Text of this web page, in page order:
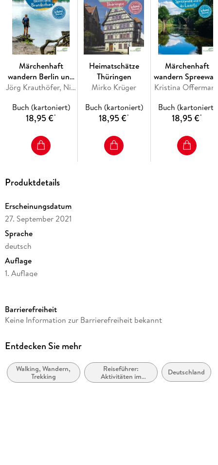
Märchenhaft
wandern Berlin und
Brandenburg
Jörg Krauthöfer, Nicole Krauthöfer
Buch (kartoniert)
18,95 €*
Heimatschätze
Thüringen
Mirko Krüger
Buch (kartoniert)
18,95 €*
Märchenhaft
wandern
und Lausitz
Kristina
Buch (kartoniert)
18,95 €*
Produktdetails
Erscheinungsdatum
27. September 2021
Sprache
deutsch
Auflage
1. Auflage
Reihe
Autor/Autorin
Verlag/Hersteller
Klartext Verlag
Barrierefreiheit
Keine Information zur Barrierefreiheit bekannt
Entdecken Sie mehr
Walking, Wandern,
Trekking
Reiseführer:
Aktivitäten im
Urlaub / Aktiv-
Deutschland